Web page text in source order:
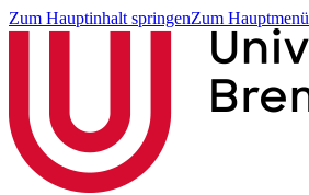
Zum Hauptinhalt springenZum